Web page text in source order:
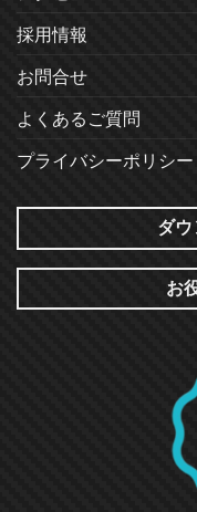
採用情報
お問合せ
よくあるご質問
プライバシーポリシー
ダ
お